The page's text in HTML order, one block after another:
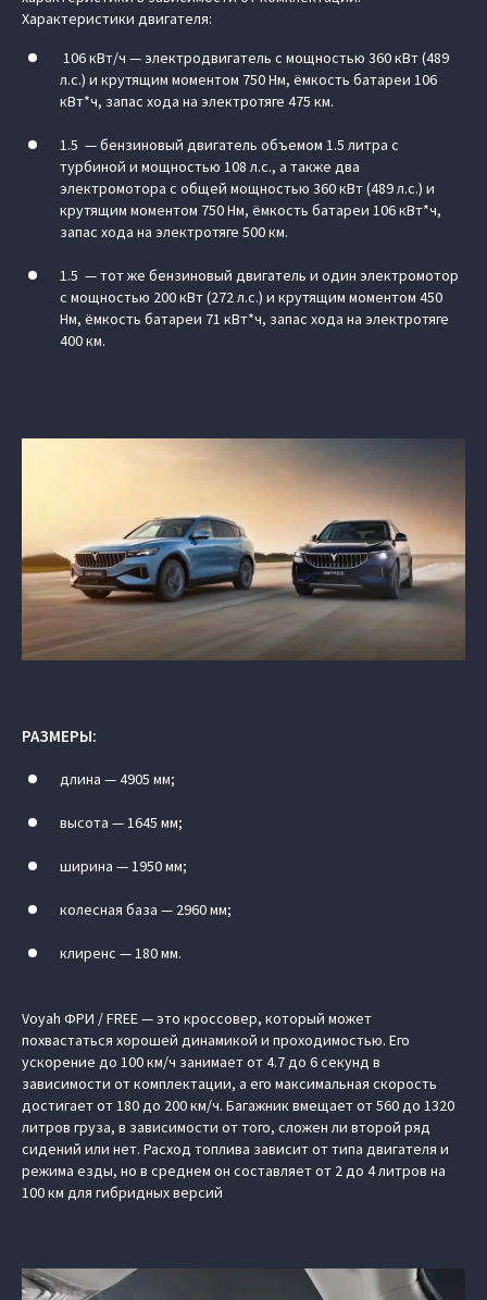
Характеристики двигателя:
106 кВт/ч — электродвигатель с мощностью 360 кВт (489
л.с.) и крутящим моментом 750 Нм, ёмкость батареи 106
кВт*ч, запас хода на электротяге 475 км.
1.5 — бензиновый двигатель объемом 1.5 литра с
турбиной и мощностью 108 л.с., а также два
электромотора с общей мощностью 360 кВт (489 л.с.) и
крутящим моментом 750 Нм, ёмкость батареи 106 кВт*ч,
запас хода на электротяге 500 км.
1.5 — тот же бензиновый двигатель и один электромотор
с мощностью 200 кВт (272 л.с.) и крутящим моментом 450
Нм, ёмкость батареи 71 кВт*ч, запас хода на электротяге
400 км.
РАЗМЕРЫ:
длина — 4905 мм;
высота — 1645 мм;
ширина — 1950 мм;
колесная база — 2960 мм;
клиренс — 180 мм.
Voyah ФРИ / FREE — это кроссовер, который может
похвастаться хорошей динамикой и проходимостью. Его
ускорение до 100 км/ч занимает от 4.7 до 6 секунд в
зависимости от комплектации, а его максимальная скорость
достигает от 180 до 200 км/ч. Багажник вмещает от 560 до 1320
литров груза, в зависимости от того, сложен ли второй ряд
сидений или нет. Расход топлива зависит от типа двигателя и
режима езды, но в среднем он составляет от 2 до 4 литров на
100 км для гибридных версий